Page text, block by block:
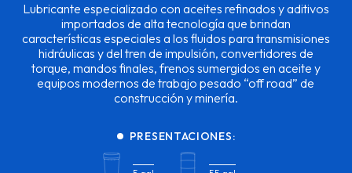
Lubricante especializado con aceites refinados y aditivos
importados de alta tecnología que brindan
características especiales a los fluidos para transmisiones
hidráulicas y del tren de impulsión, convertidores de
torque, mandos finales, frenos sumergidos en aceite y
equipos modernos de trabajo pesado “off road” de
construcción y minería.
PRESENTACIONES: